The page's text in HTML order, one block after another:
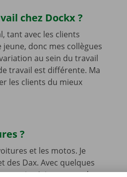
chez Dockx ?
tant avec les clients
donc mes collègues
au sein du travail
travail est différente. Ma
les clients du mieux
?
et les motos. Je
des Dax. Avec quelques
je n'ai pas peur de